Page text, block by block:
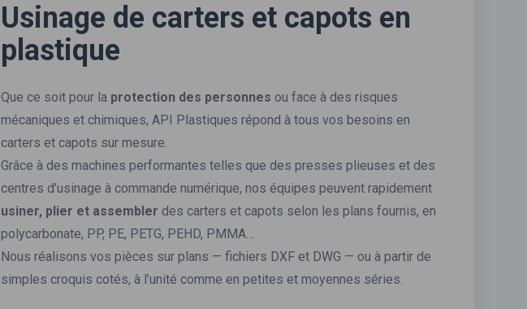
Usinage de carters et capots en
plastique
Que ce soit pour la protection des personnes ou face à des risques
mécaniques et chimiques, API Plastiques répond à tous vos besoins en
carters et capots sur mesure.
Grâce à des machines performantes telles que des presses plieuses et des
centres d’usinage à commande numérique, nos équipes peuvent rapidement
usiner, plier et assembler des carters et capots selon les plans fournis, en
polycarbonate, PP, PE, PETG, PEHD, PMMA…
Nous réalisons vos pièces sur plans — fichiers DXF et DWG — ou à partir de
simples croquis cotés, à l’unité comme en petites et moyennes séries.